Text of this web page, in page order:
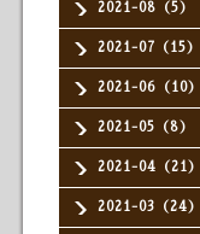
2021-08（5）
2021-07（15）
2021-06（10）
2021-05（8）
2021-04（21）
2021-03（24）